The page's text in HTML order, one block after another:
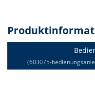
(603075-